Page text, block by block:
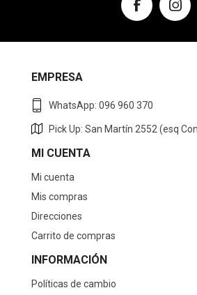
EMPRESA
WhatsApp: 096 960 370
Pick Up: San Martín 2552 (esq
MI CUENTA
Mi cuenta
Mis compras
Direcciones
Carrito de compras
INFORMACIÓN
Políticas de cambio